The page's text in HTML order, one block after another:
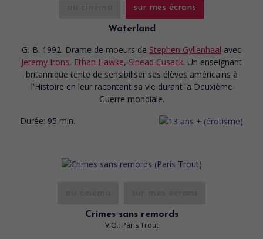
sur mes écrans
Waterland
G.-B. 1992. Drame de moeurs de Stephen Gyllenhaal avec
Jeremy Irons, Ethan Hawke, Sinead Cusack. Un enseignant
britannique tente de sensibiliser ses élèves américains à
l'Histoire en leur racontant sa vie durant la Deuxième
Guerre mondiale.
Durée: 95 min.
Crimes sans remords
V.O.: Paris Trout